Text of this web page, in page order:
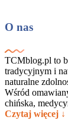
O nas
TCMblog.pl to
tradycyjnym i
naturalne
Wśród
chińska,
Czytaj więcej ↓